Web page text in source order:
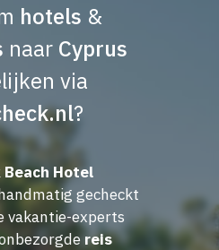
hotels &
naar Cyprus
via
?
Beach Hotel
gecheckt
vakantie-experts
reis